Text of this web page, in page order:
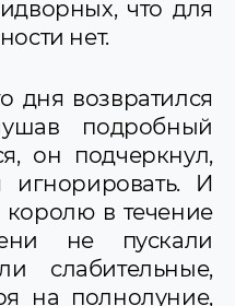
что для
нет.
дня возвратился
подробный
он подчеркнул,
игнорировать. И
в течение
не пускали
слабительные,
на полнолуние,